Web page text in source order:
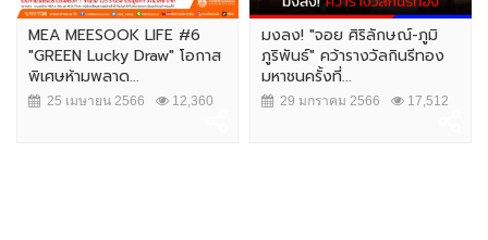
MEA MEESOOK LIFE #6
"GREEN Lucky Draw" โอกาส
พิเศษห้ามพลาด...
25 เมษายน 2566 12,360
มงลง! "จอย ศิริลักษณ์-ภูมิ
ภูริพันธ์" คว้ารางวัลกินรีทอง
มหาชนครั้งที่...
29 มกราคม 2566 17,512